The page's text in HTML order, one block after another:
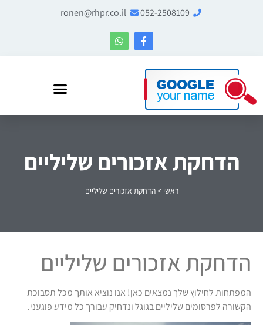
052-2508109
ronen@rhpr.co.il
הדחקת אזכורים שליליים
ראשי >הדחקת אזכורים שליליים
הדחקת אזכורים שליליים
המפתחות לחילוץ שלך נמצאים כאן! אנו נוציא אותך מכל תסבוכת
הקשורה לפרסומים שליליים בגוגל ונדחיק עבורך כל מידע פוגעני.